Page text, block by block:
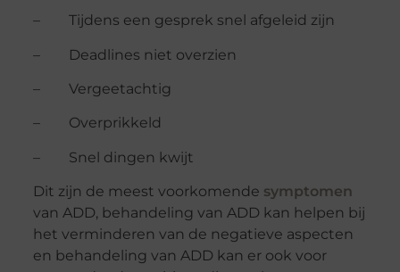
– Tijdens een gesprek snel afgeleid zijn
– Deadlines niet overzien
– Vergeetachtig
– Overprikkeld
– Snel dingen kwijt
Dit zijn de meest voorkomende symptomen
van ADD, behandeling van ADD kan helpen bij
het verminderen van de negatieve aspecten
en behandeling van ADD kan er ook voor